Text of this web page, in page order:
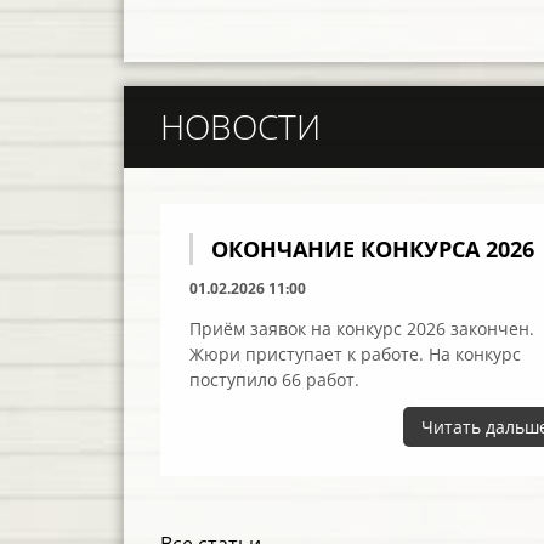
НОВОСТИ
ОКОНЧАНИЕ КОНКУРСА 2026
01.02.2026 11:00
Приём заявок на конкурс 2026 закончен.
Жюри приступает к работе. На конкурс
поступило 66 работ.
Читать